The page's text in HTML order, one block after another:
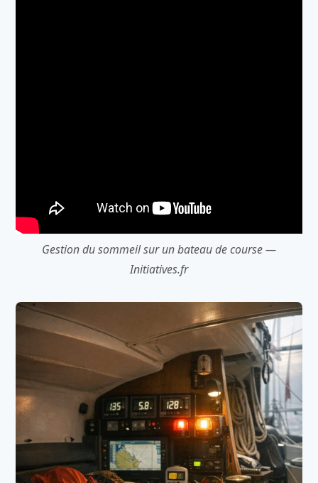
Gestion du sommeil sur un bateau de course —
Initiatives.fr